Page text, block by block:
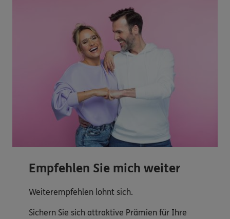
Empfehlen Sie mich weiter
Weiterempfehlen lohnt sich.
Sichern Sie sich attraktive Prämien für Ihre